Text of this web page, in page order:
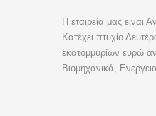
Η εταιρεία μας είναι
Κατέχει πτυχίο
εκατομμυρίων ευρώ
Βιομηχανικά,